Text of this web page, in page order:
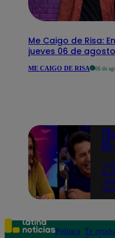
Me Caigo de Risa:
jueves 06 de agosto
ME CAIGO DE RISA 06 de
ME
DE
"A
le
Política Te ayudo